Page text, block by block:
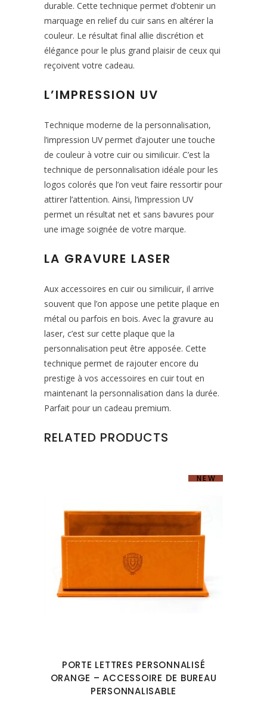
durable. Cette technique permet d’obtenir un
marquage en relief du cuir sans en altérer la
couleur. Le résultat final allie discrétion et
élégance pour le plus grand plaisir de ceux qui
reçoivent votre cadeau.
L’IMPRESSION UV
Technique moderne de la personnalisation,
l’impression UV permet d’ajouter une touche
de couleur à votre cuir ou similicuir. C’est la
technique de personnalisation idéale pour les
logos colorés que l’on veut faire ressortir pour
attirer l’attention. Ainsi, l’impression UV
permet un résultat net et sans bavures pour
une image soignée de votre marque.
LA GRAVURE LASER
Aux accessoires en cuir ou similicuir, il arrive
souvent que l’on appose une petite plaque en
métal ou parfois en bois. Avec la gravure au
laser, c’est sur cette plaque que la
personnalisation peut être apposée. Cette
technique permet de rajouter encore du
prestige à vos accessoires en cuir tout en
maintenant la personnalisation dans la durée.
Parfait pour un cadeau premium.
RELATED PRODUCTS
NEW
PORTE LETTRES PERSONNALISÉ
ORANGE – ACCESSOIRE DE BUREAU
PERSONNALISABLE